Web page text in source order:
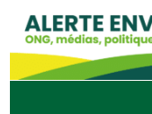
content